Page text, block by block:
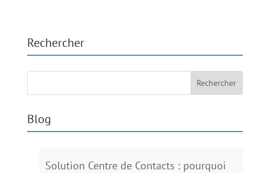
Rechercher
Blog
Solution Centre de Contacts : pourquoi